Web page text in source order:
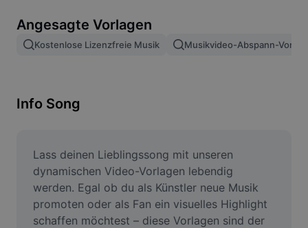
Bilder zusammenfügen
Bildgröße ändern
Meme-Generator
AI Text Remover
AI People Remover
Angesagte Vorlagen
Kostenlose Lizenzfreie Musik Musikvideo-Abspann-
Info Song
Lass deinen Lieblingssong mit unseren
dynamischen Video-Vorlagen lebendig
werden. Egal ob du als Künstler neue Musik
promoten oder als Fan ein visuelles Highlight
schaffen möchtest – diese Vorlagen sind der